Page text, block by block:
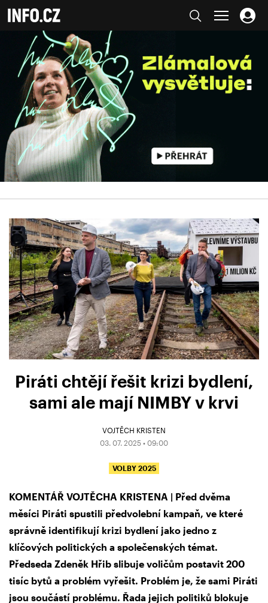
Piráti chtějí řešit krizi bydlení,
sami ale mají NIMBY v krvi
VOJTĚCH KRISTEN
03. 07. 2025 • 09:00
VOLBY 2025
KOMENTÁŘ VOJTĚCHA KRISTENA | Před dvěma
měsíci Piráti spustili předvolební kampaň, ve které
správně identifikují krizi bydlení jako jedno z
klíčových politických a společenských témat.
Předseda Zdeněk Hřib slibuje voličům postavit 200
tisíc bytů a problém vyřešit. Problém je, že sami Piráti
jsou součástí problému. Řada jejich politiků blokuje